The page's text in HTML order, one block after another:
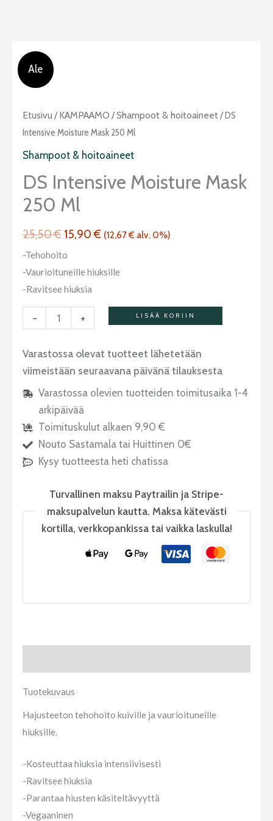
Ale
Etusivu / KAMPAAMO /Shampoot & hoitoaineet/ DS
Intensive Moisture Mask 250 Ml
Shampoot & hoitoaineet
DS Intensive Moisture Mask
250 Ml
25,50€
Alkuperäinen
hinta
oli:
15,90€
Nykyinen
hinta
on:
(12,67€ alv. 0%)
-Tehohoito
-Vaurioituneille hiuksille
-Ravitsee hiuksia
-
DS
Intensive
Moisture
250
ml
+ LISÄÄ KORIIN
Varastossa olevat tuotteet lähetetään
viimeistään seuraavana päivänä tilauksesta
Varastossa olevien tuotteiden toimitusaika 1-4
arkipäivää
Toimituskulut alkaen 9,90 €
Nouto Sastamala tai Huittinen 0€
Kysy tuotteesta heti chatissa
Turvallinen maksu Paytrailin ja Stripe-
maksupalvelun kautta. Maksa kätevästi
kortilla, verkkopankissa tai vaikka laskulla!
Tuotekuvaus
Hajusteeton tehohoito kuiville ja vaurioituneille
hiuksille.
-Kosteuttaa hiuksia intensiivisesti
-Ravitsee hiuksia
-Parantaa hiusten käsiteltävyyttä
-Vegaaninen